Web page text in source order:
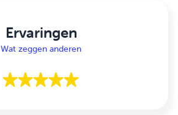
Ervaringen
Wat zeggen anderen